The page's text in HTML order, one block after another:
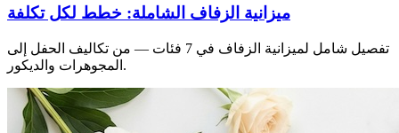
ميزانية الزفاف الشاملة: خطط لكل تكلفة
تفصيل شامل لميزانية الزفاف في 7 فئات — من تكاليف الحفل إلى
المجوهرات والديكور.